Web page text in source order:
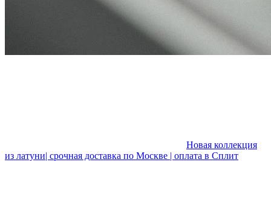
Новая коллекция
из латуни| срочная доставка по Москве | оплата в Сплит